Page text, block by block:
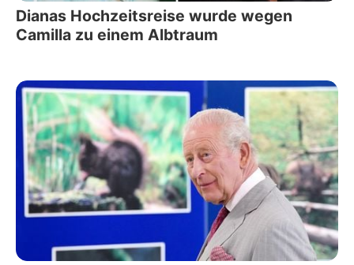
Dianas Hochzeitsreise wurde wegen
Camilla zu einem Albtraum